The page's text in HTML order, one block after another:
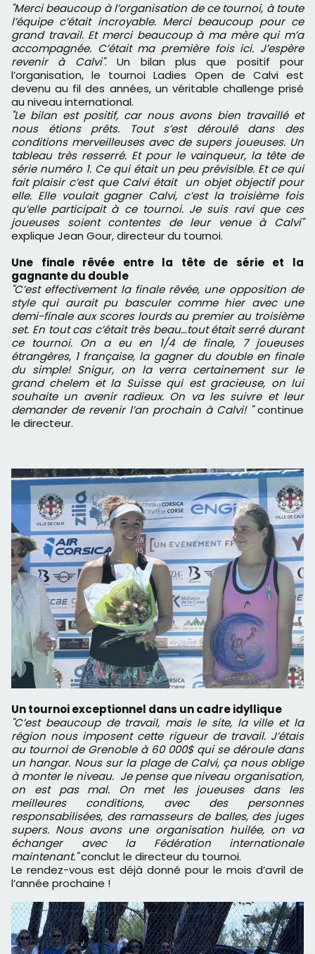
"Merci beaucoup à l’organisation de ce tournoi, à toute
l’équipe c’était incroyable. Merci beaucoup pour ce
grand travail. Et merci beaucoup à ma mère qui m’a
accompagnée. C’était ma première fois ici. J’espère
revenir à Calvi". Un bilan plus que positif pour
l’organisation, le tournoi Ladies Open de Calvi est
devenu au fil des années, un véritable challenge prisé
au niveau international.
"Le bilan est positif, car nous avons bien travaillé et
nous étions prêts. Tout s’est déroulé dans des
conditions merveilleuses avec de supers joueuses. Un
tableau très resserré. Et pour le vainqueur, la tête de
série numéro 1. Ce qui était un peu prévisible. Et ce qui
fait plaisir c’est que Calvi était un objet objectif pour
elle. Elle voulait gagner Calvi, c’est la troisième fois
qu’elle participait à ce tournoi. Je suis ravi que ces
joueuses soient contentes de leur venue à Calvi"
explique Jean Gour, directeur du tournoi.
Une finale rêvée entre la tête de série et la
gagnante du double
"C’est effectivement la finale rêvée, une opposition de
style qui aurait pu basculer comme hier avec une
demi-finale aux scores lourds au premier au troisième
set. En tout cas c’était très beau…tout était serré durant
ce tournoi. On a eu en 1/4 de finale, 7 joueuses
étrangères, 1 française, la gagner du double en finale
du simple! Snigur, on la verra certainement sur le
grand chelem et la Suisse qui est gracieuse, on lui
souhaite un avenir radieux. On va les suivre et leur
demander de revenir l’an prochain à Calvi! "continue
le directeur.
Un tournoi exceptionnel dans un cadre idyllique
"C’est beaucoup de travail, mais le site, la ville et la
région nous imposent cette rigueur de travail. J’étais
au tournoi de Grenoble à 60 000$ qui se déroule dans
un hangar. Nous sur la plage de Calvi, ça nous oblige
à monter le niveau. Je pense que niveau organisation,
on est pas mal. On met les joueuses dans les
meilleures conditions, avec des personnes
responsabilisées, des ramasseurs de balles, des juges
supers. Nous avons une organisation huilée, on va
échanger avec la Fédération internationale
maintenant."conclut le directeur du tournoi.
Le rendez-vous est déjà donné pour le mois d’avril de
l’année prochaine !